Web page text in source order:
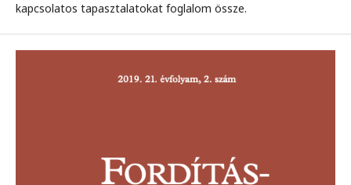
kapcsolatos tapasztalatokat foglalom össze.